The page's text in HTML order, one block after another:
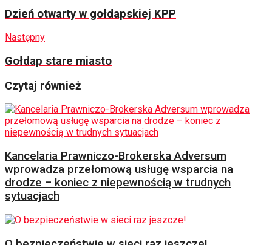
Dzień otwarty w gołdapskiej KPP
Następny
Gołdap stare miasto
Czytaj również
Kancelaria Prawniczo-Brokerska Adversum
wprowadza przełomową usługę wsparcia na
drodze – koniec z niepewnością w trudnych
sytuacjach